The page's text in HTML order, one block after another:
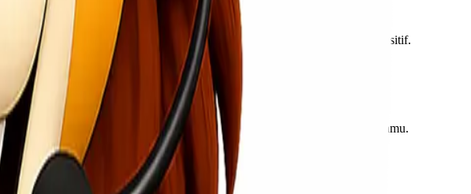
adalah prioritas utama, terutama untuk barang bernilai tinggi atau sensitif.
pengiriman kamu lebih terencana.
dan bisa diandalkan akan sangat membantu pertumbuhan usaha kamu.